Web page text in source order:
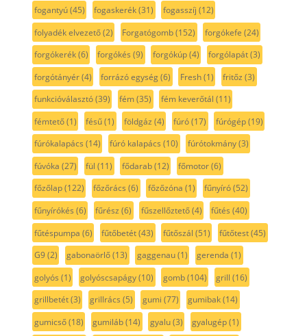
fogantyú(45) fogaskerék(31) fogasszíj (12)
folyadék elvezető(2) Forgatógomb(152) forgókefe (24)
forgókerék(6) forgókés (9) forgókúp(4) forgólapát(3)
forgótányér(4) forrázó egység(6) Fresh(1) fritőz (3)
funkcióválasztó(39) fém(35) fém keverőtál (11)
fémtető(1) fésű(1) földgáz (4) fúró(17) fúrógép(19)
fúrókalapács (14) fúró kalapács (10) fúrótokmány(3)
fúvóka (27) fül (11) fődarab(12) főmotor(6)
főzőlap(122) főzőrács (6) főzőzóna (1) fűnyíró(52)
fűnyírókés (6) fűrész (6) fűszellőztető(4) fűtés (40)
fűtéspumpa (6) fűtőbetét(43) fűtőszál (51) fűtőtest(45)
G9(2) gabonaörlő(13) gaggenau(1) gerenda (1)
golyós (1) golyóscsapágy(10) gomb(104) grill (16)
grillbetét(3) grillrács (5) gumi (77) gumibak(14)
gumicső(18) gumiláb(14) gyalu(3) gyalugép(1)